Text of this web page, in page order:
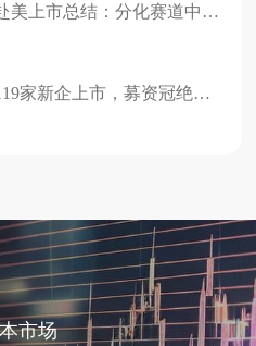
93家成功突围！2025中企赴美上市总结：分化赛道中的机遇与底线坚守
2025港股上市年终盘点：119家新企上市，募资冠绝全球，哪些行业成最大赢家？
市场